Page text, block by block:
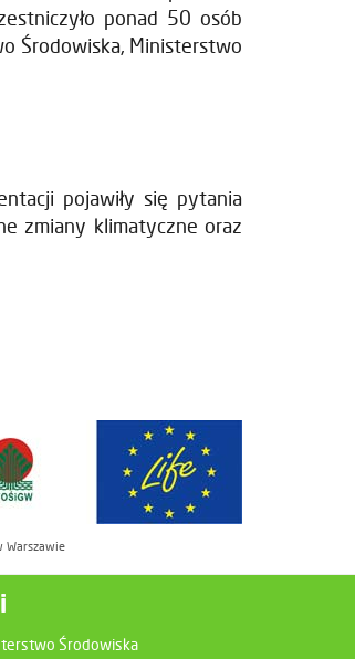
ponad 50 osób
Środowiska, Ministerstwo
pojawiły się pytania
zmiany klimatyczne oraz
Warszawie
Środowiska